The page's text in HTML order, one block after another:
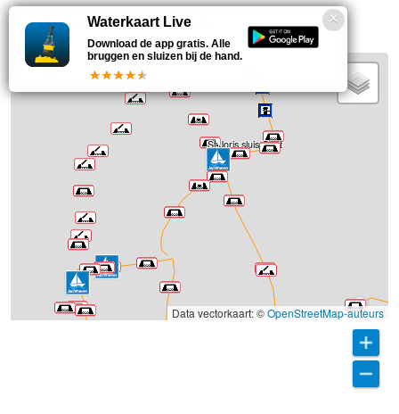
Op de kaart: Scaldissluis
St Joris sluis Gent
Data vectorkaart: ©OpenStreetMap-auteurs
Waterkaart Live
Download de app gratis. Alle
bruggen en sluizen bij de hand.